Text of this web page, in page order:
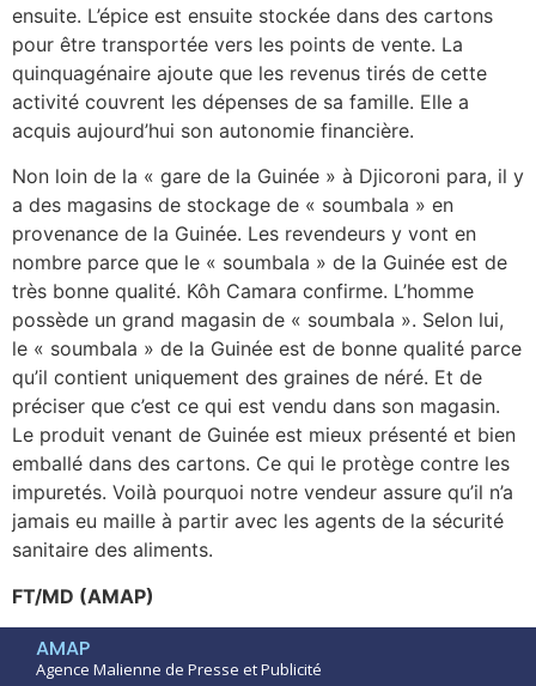
ensuite. L’épice est ensuite stockée dans des cartons
pour être transportée vers les points de vente. La
quinquagénaire ajoute que les revenus tirés de cette
activité couvrent les dépenses de sa famille. Elle a
acquis aujourd’hui son autonomie financière.
Non loin de la « gare de la Guinée » à Djicoroni para, il y
a des magasins de stockage de « soumbala » en
provenance de la Guinée. Les revendeurs y vont en
nombre parce que le « soumbala » de la Guinée est de
très bonne qualité. Kôh Camara confirme. L’homme
possède un grand magasin de « soumbala ». Selon lui,
le « soumbala » de la Guinée est de bonne qualité parce
qu’il contient uniquement des graines de néré. Et de
préciser que c’est ce qui est vendu dans son magasin.
Le produit venant de Guinée est mieux présenté et bien
emballé dans des cartons. Ce qui le protège contre les
impuretés. Voilà pourquoi notre vendeur assure qu’il n’a
jamais eu maille à partir avec les agents de la sécurité
sanitaire des aliments.
FT/MD (AMAP)
AMAP
Agence Malienne de Presse et Publicité